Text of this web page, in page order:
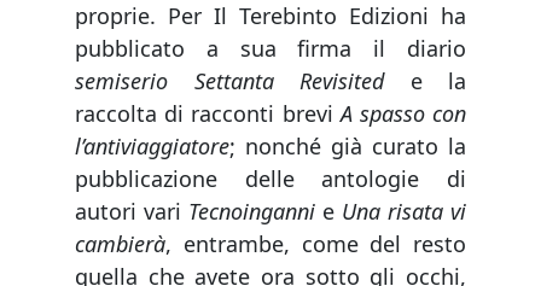
proprie. Per Il Terebinto Edizioni ha
pubblicato a sua firma il diario
semiserio Settanta Revisitede la
raccolta di racconti breviA spasso con
l’antiviaggiatore; nonché già curato la
pubblicazione delle antologie di
autori vari Tecnoinganni e Una risata vi
cambierà, entrambe, come del resto
quella che avete ora sotto gli occhi,